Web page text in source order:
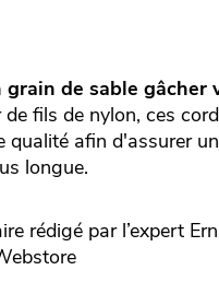
grain de sable gâcher
fils de nylon, ces
qualité afin d'assurer
longue.
rédigé par l’expert